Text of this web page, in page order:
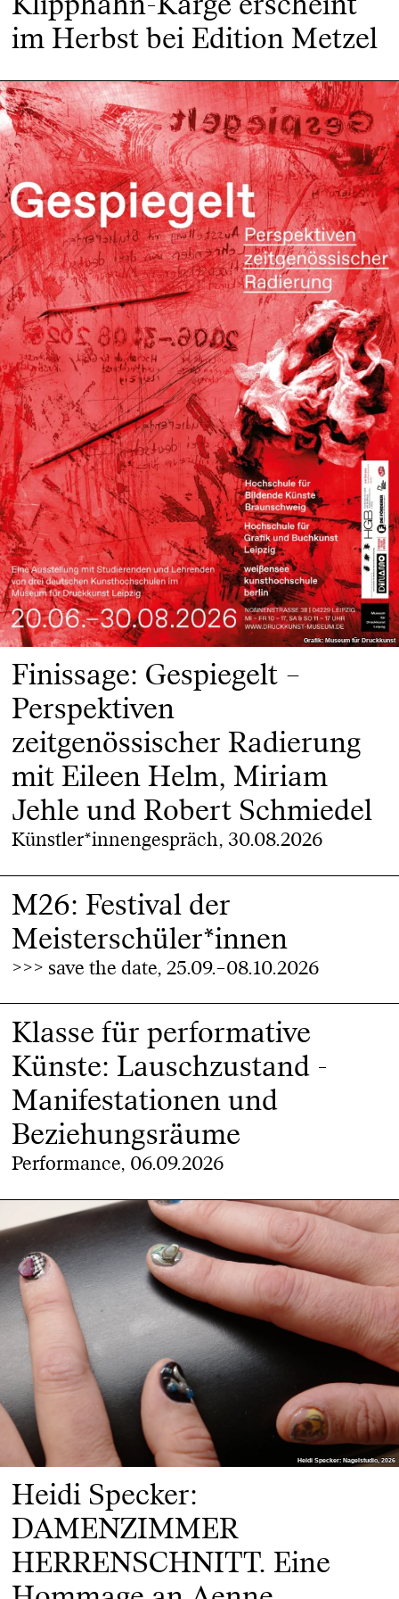
im Herbst bei Edition Metzel
Grafik: Museum für Druckkunst
Grafik: Museum für Druckkunst
Finissage: Gespiegelt –
Perspektiven
zeitgenössischer Radierung
mit Eileen Helm, Miriam
Jehle und Robert Schmiedel
Künstler*innengespräch, 30.08.2026
M26: Festival der
Meisterschüler*innen
>>> save the date, 25.09.–08.10.2026
Klasse für performative
Künste: Lauschzustand -
Manifestationen und
Beziehungsräume
Performance, 06.09.2026
Heidi Specker: Nagelstudio, 2026
Heidi Specker: Nagelstudio, 2026
Heidi Specker:
DAMENZIMMER
HERRENSCHNITT. Eine